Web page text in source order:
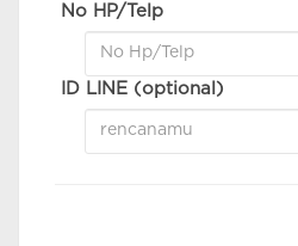
No HP/Telp
ID LINE (optional)